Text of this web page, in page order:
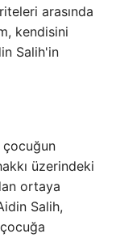
arasında
kendisini
Salih'in
çocuğun
üzerindeki
ortaya
Salih,